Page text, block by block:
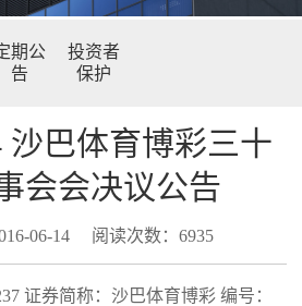
期公
告
投资者
保护
沙巴体育博彩三十
会会决议公告
06-14 阅读次数：6935
证券简称：沙巴体育博彩 编号：